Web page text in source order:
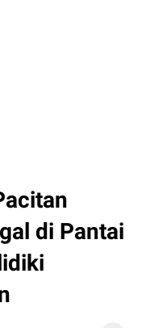
di Pantai